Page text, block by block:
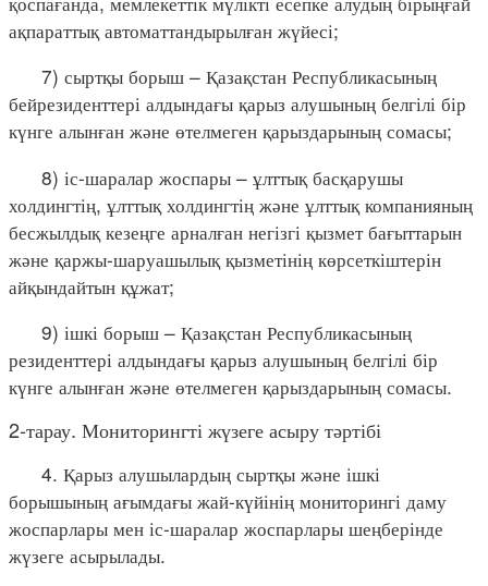
ақпараттық автоматтандырылған жүйесі;
7) сыртқы борыш – Қазақстан Республикасының
бейрезиденттері алдындағы қарыз алушының белгілі бір
күнге алынған және өтелмеген қарыздарының сомасы;
8) іс-шаралар жоспары – ұлттық басқарушы
холдингтің, ұлттық холдингтің және ұлттық компанияның
бесжылдық кезеңге арналған негізгі қызмет бағыттарын
және қаржы-шаруашылық қызметінің көрсеткіштерін
айқындайтын құжат;
9) ішкі борыш – Қазақстан Республикасының
резиденттері алдындағы қарыз алушының белгілі бір
күнге алынған және өтелмеген қарыздарының сомасы.
2-тарау. Мониторингті жүзеге асыру тәртібі
4. Қарыз алушылардың сыртқы және ішкі
борышының ағымдағы жай-күйінің мониторингі даму
жоспарлары мен іс-шаралар жоспарлары шеңберінде
жүзеге асырылады.